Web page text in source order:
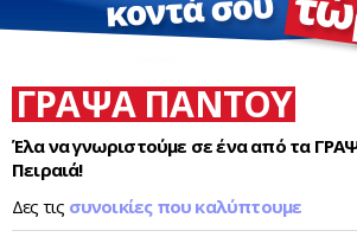
ΓΡΑΨΑ ΠΑΝΤΟΥ
Έλα να γνωριστούμε σε ένα από τα
Πειραιά!
Δες τις συνοικίες που καλύπτουμε